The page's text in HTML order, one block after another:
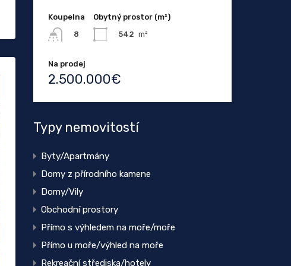
Koupelna
8
Obytný prostor (m²)
542 m²
Na prodej
2.500.000€
Typy nemovitostí
Byty/Apartmány
Domy z přírodního kamene
Domy/Vily
Obchodní prostory
Přímo s výhledem na moře/moře
Přímo u moře/výhled na moře
Rekreační střediska/hotely